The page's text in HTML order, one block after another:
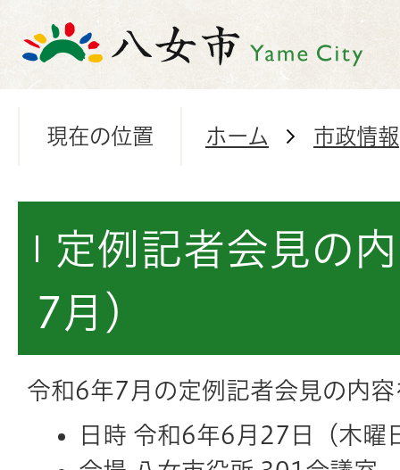
現在の位置 ホーム 市政情報
定例記者会見の
7月）
令和6年7月の定例記者会見の内
日時 令和6年6月27日（木曜